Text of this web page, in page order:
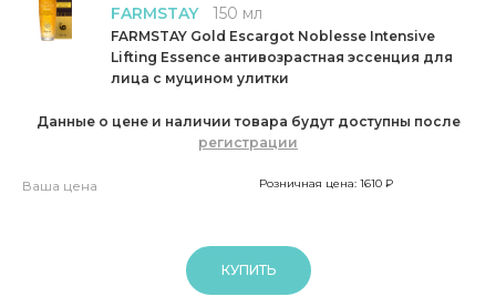
FARMSTAY 150 мл
FARMSTAY Gold Escargot Noblesse Intensive
Lifting Essence антивозрастная эссенция для
лица с муцином улитки
Данные о цене и наличии товара будут доступны после
регистрации
Ваша цена Розничная цена: 1610 ₽
КУПИТЬ